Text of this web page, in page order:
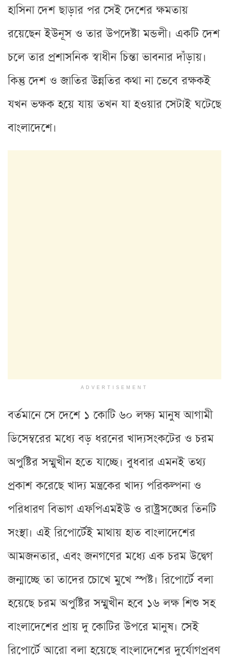
হাসিনা দেশ ছাড়ার পর সেই দেশের ক্ষমতায়
রয়েছেন ইউনূস ও তার উপদেষ্টা মন্ডলী। একটি দেশ
চলে তার প্রশাসনিক স্বাধীন চিন্তা ভাবনার দাঁড়ায়।
কিন্তু দেশ ও জাতির উন্নতির কথা না ভেবে রক্ষকই
যখন ভক্ষক হয়ে যায় তখন যা হওয়ার সেটাই ঘটেছে
বাংলাদেশে।
ADVERTISEMENT
বর্তমানে সে দেশে ১ কোটি ৬০ লক্ষ্য মানুষ আগামী
ডিসেম্বরের মধ্যে বড় ধরনের খাদ্যসংকটের ও চরম
অপুষ্টির সম্মুখীন হতে যাচ্ছে। বুধবার এমনই তথ্য
প্রকাশ করেছে খাদ্য মন্ত্রকের খাদ্য পরিকল্পনা ও
পরিধারণ বিভাগ এফপিএমইউ ও রাষ্ট্রসঙ্ঘের তিনটি
সংস্থা। এই রিপোর্টেই মাথায় হাত বাংলাদেশের
আমজনতার, এবং জনগণের মধ্যে এক চরম উদ্বেগ
জন্মাচ্ছে তা তাদের চোখে মুখে স্পষ্ট। রিপোর্টে বলা
হয়েছে চরম অপুষ্টির সম্মুখীন হবে ১৬ লক্ষ শিশু সহ
বাংলাদেশের প্রায় দু কোটির উপরে মানুষ। সেই
রিপোর্টে আরো বলা হয়েছে বাংলাদেশের দুর্যোগপ্রবণ